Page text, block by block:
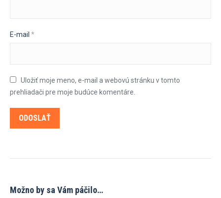
E-mail *
Uložiť moje meno, e-mail a webovú stránku v tomto
prehliadači pre moje budúce komentáre.
Možno by sa Vám páčilo…